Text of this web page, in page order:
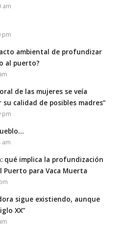
am
pm
ambiental de profundizar
al puerto?
de las mujeres se veía
calidad de posibles madres”
pm
am
qué implica la profundización
Puerto para Vaca Muerta
sigue existiendo, aunque
XX”